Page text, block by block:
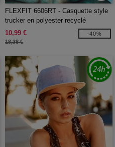
FLEXFIT 6606RT - Casquette style
trucker en polyester recyclé
10,99 €
18,38 €
-40%